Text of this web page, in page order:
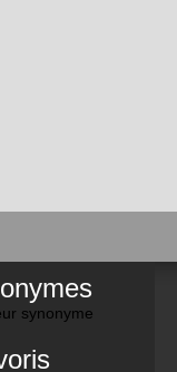
synonyme